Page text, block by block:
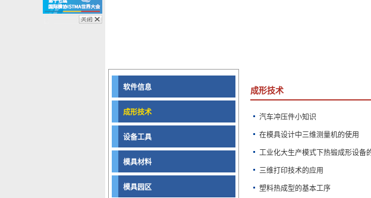
软件信息
成形技术
设备工具
模具材料
模具园区
成形技术
汽车冲压件小知识
在模具设计中三维测量机的使用
工业化大生产模式下热锻成形设备
三维打印技术的应用
塑料热成型的基本工序